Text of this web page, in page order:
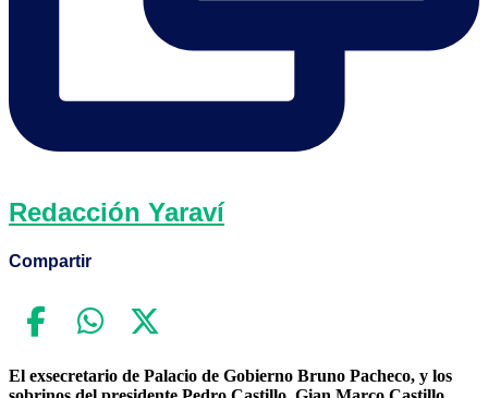
Redacción Yaraví
Compartir
El exsecretario de Palacio de Gobierno Bruno Pacheco, y los